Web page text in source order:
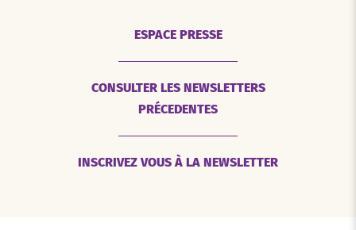
ESPACE PRESSE
CONSULTER LES NEWSLETTERS
PRÉCEDENTES
INSCRIVEZ VOUS À LA NEWSLETTER